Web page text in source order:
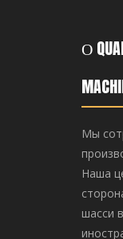
О
Мы
Наша
шасси